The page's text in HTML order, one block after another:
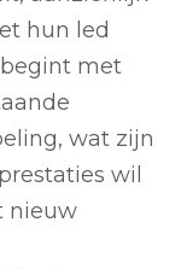
hun led
met
wat zijn
wil
nieuw